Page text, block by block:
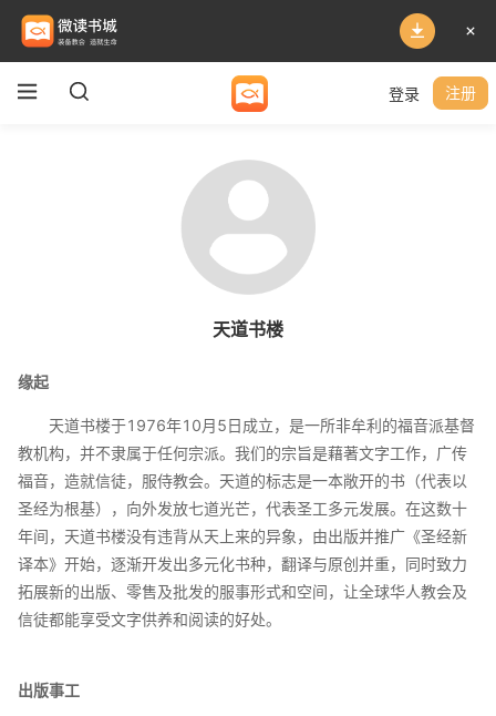
登录 注册
天道书楼
缘起
天道书楼于1976年10月5日成立，是一所非牟利的福音派基督
教机构，并不隶属于任何宗派。我们的宗旨是藉著文字工作，广传
福音，造就信徒，服侍教会。天道的标志是一本敞开的书（代表以
圣经为根基），向外发放七道光芒，代表圣工多元发展。在这数十
年间，天道书楼没有违背从天上来的异象，由出版并推广《圣经新
译本》开始，逐渐开发出多元化书种，翻译与原创并重，同时致力
拓展新的出版、零售及批发的服事形式和空间，让全球华人教会及
信徒都能享受文字供养和阅读的好处。
出版事工